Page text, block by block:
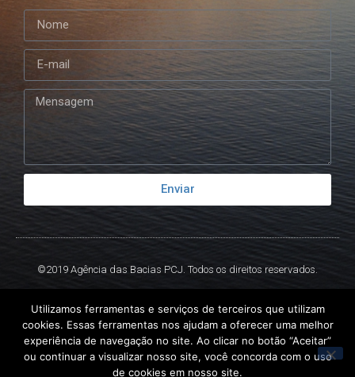
Enviar
©2019 Agência das Bacias PCJ. Todos os direitos reservados.
Utilizamos ferramentas e serviços de terceiros que utilizam
cookies. Essas ferramentas nos ajudam a oferecer uma melhor
experiência de navegação no site. Ao clicar no botão “Aceitar”
ou continuar a visualizar nosso site, você concorda com o uso
de cookies em nosso site.